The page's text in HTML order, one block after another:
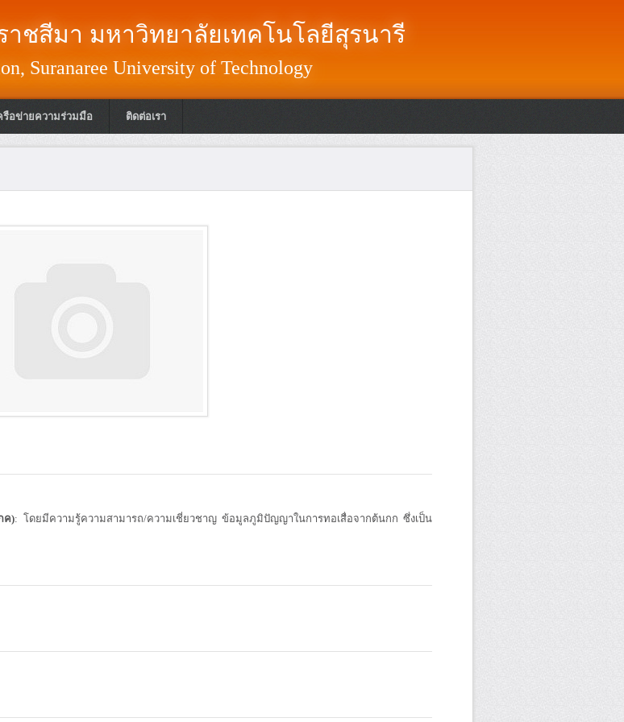
ชสีมา มหาวิทยาลัยเทคโนโลยีสุรนารี
Suranaree University of Technology
รือข่ายความร่วมมือ ติดต่อเรา
ค): โดยมีความรู้ความสามารถ/ความเชี่ยวชาญ ข้อมูลภูมิปัญญาในการทอเสื่อจากต้นกก ซึ่งเป็น